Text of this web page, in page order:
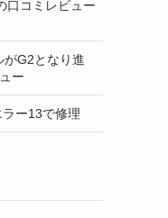
コミレビュー
G2となり進
ー
ー13で修理